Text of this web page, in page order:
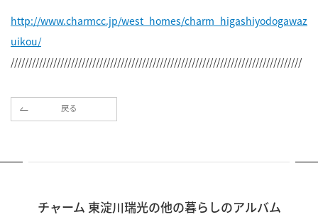
http://www.charmcc.jp/west_homes/charm_higashiyodogawaz
uikou/
//////////////////////////////////////////////////////////////////////////////////
戻る
チャーム 東淀川瑞光の他の暮らしのアルバム